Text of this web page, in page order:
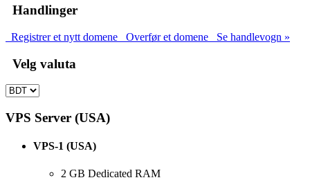
Handlinger
Registrer et nytt domene Overfør et domene Se handlevogn »
Velg valuta
VPS Server (USA)
VPS-1 (USA)
2 GB Dedicated RAM